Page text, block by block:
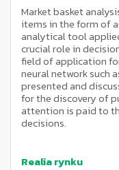
Market basket
items in the form of
analytical tool
crucial role in
field of application
neural network such
presented and
for the discovery of
attention is paid to
decisions.
Realia rynku